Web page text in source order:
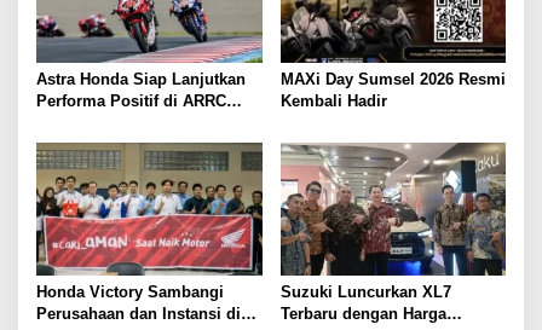
p
o
s
Astra Honda Siap Lanjutkan
Performa Positif di ARRC
MAXi Day Sumsel 2026 Resmi
Kembali Hadir
Honda Victory Sambangi
Perusahaan dan Instansi di
Suzuki Luncurkan XL7
Terbaru dengan Harga